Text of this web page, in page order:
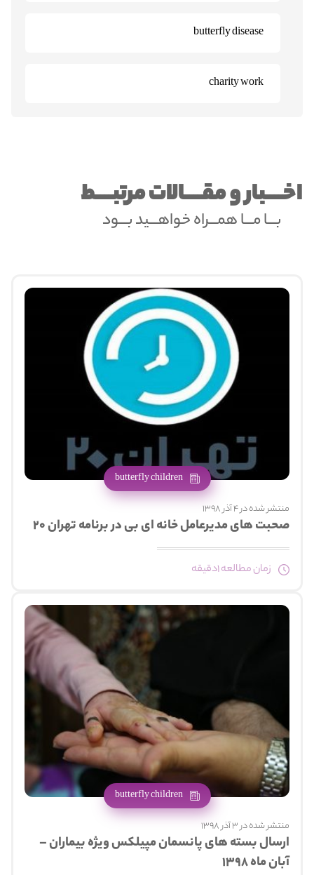
butterfly disease
charity work
اخــــبار و مقــــالات مرتبــــط
بـــا مـــا همـــراه خواهـــید بـــود
butterfly children
منتشر شده در 4 آذر 1398
صحبت های مدیرعامل خانه ای بی در برنامه تهران ۲۰
زمان مطالعه 1دقیقه
butterfly children
منتشر شده در 3 آذر 1398
ارسال بسته های پانسمان مپیلکس ویژه بیماران –
آبان ماه ۱۳۹۸